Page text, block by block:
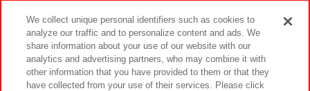
イベント・キャンペーン
We collect unique personal identifiers such as cookies to
analyze our traffic and to personalize content and ads. We
share information about your use of our website with our
analytics and advertising partners, who may combine it with
other information that you have provided to them or that they
have collected from your use of their services. Please click